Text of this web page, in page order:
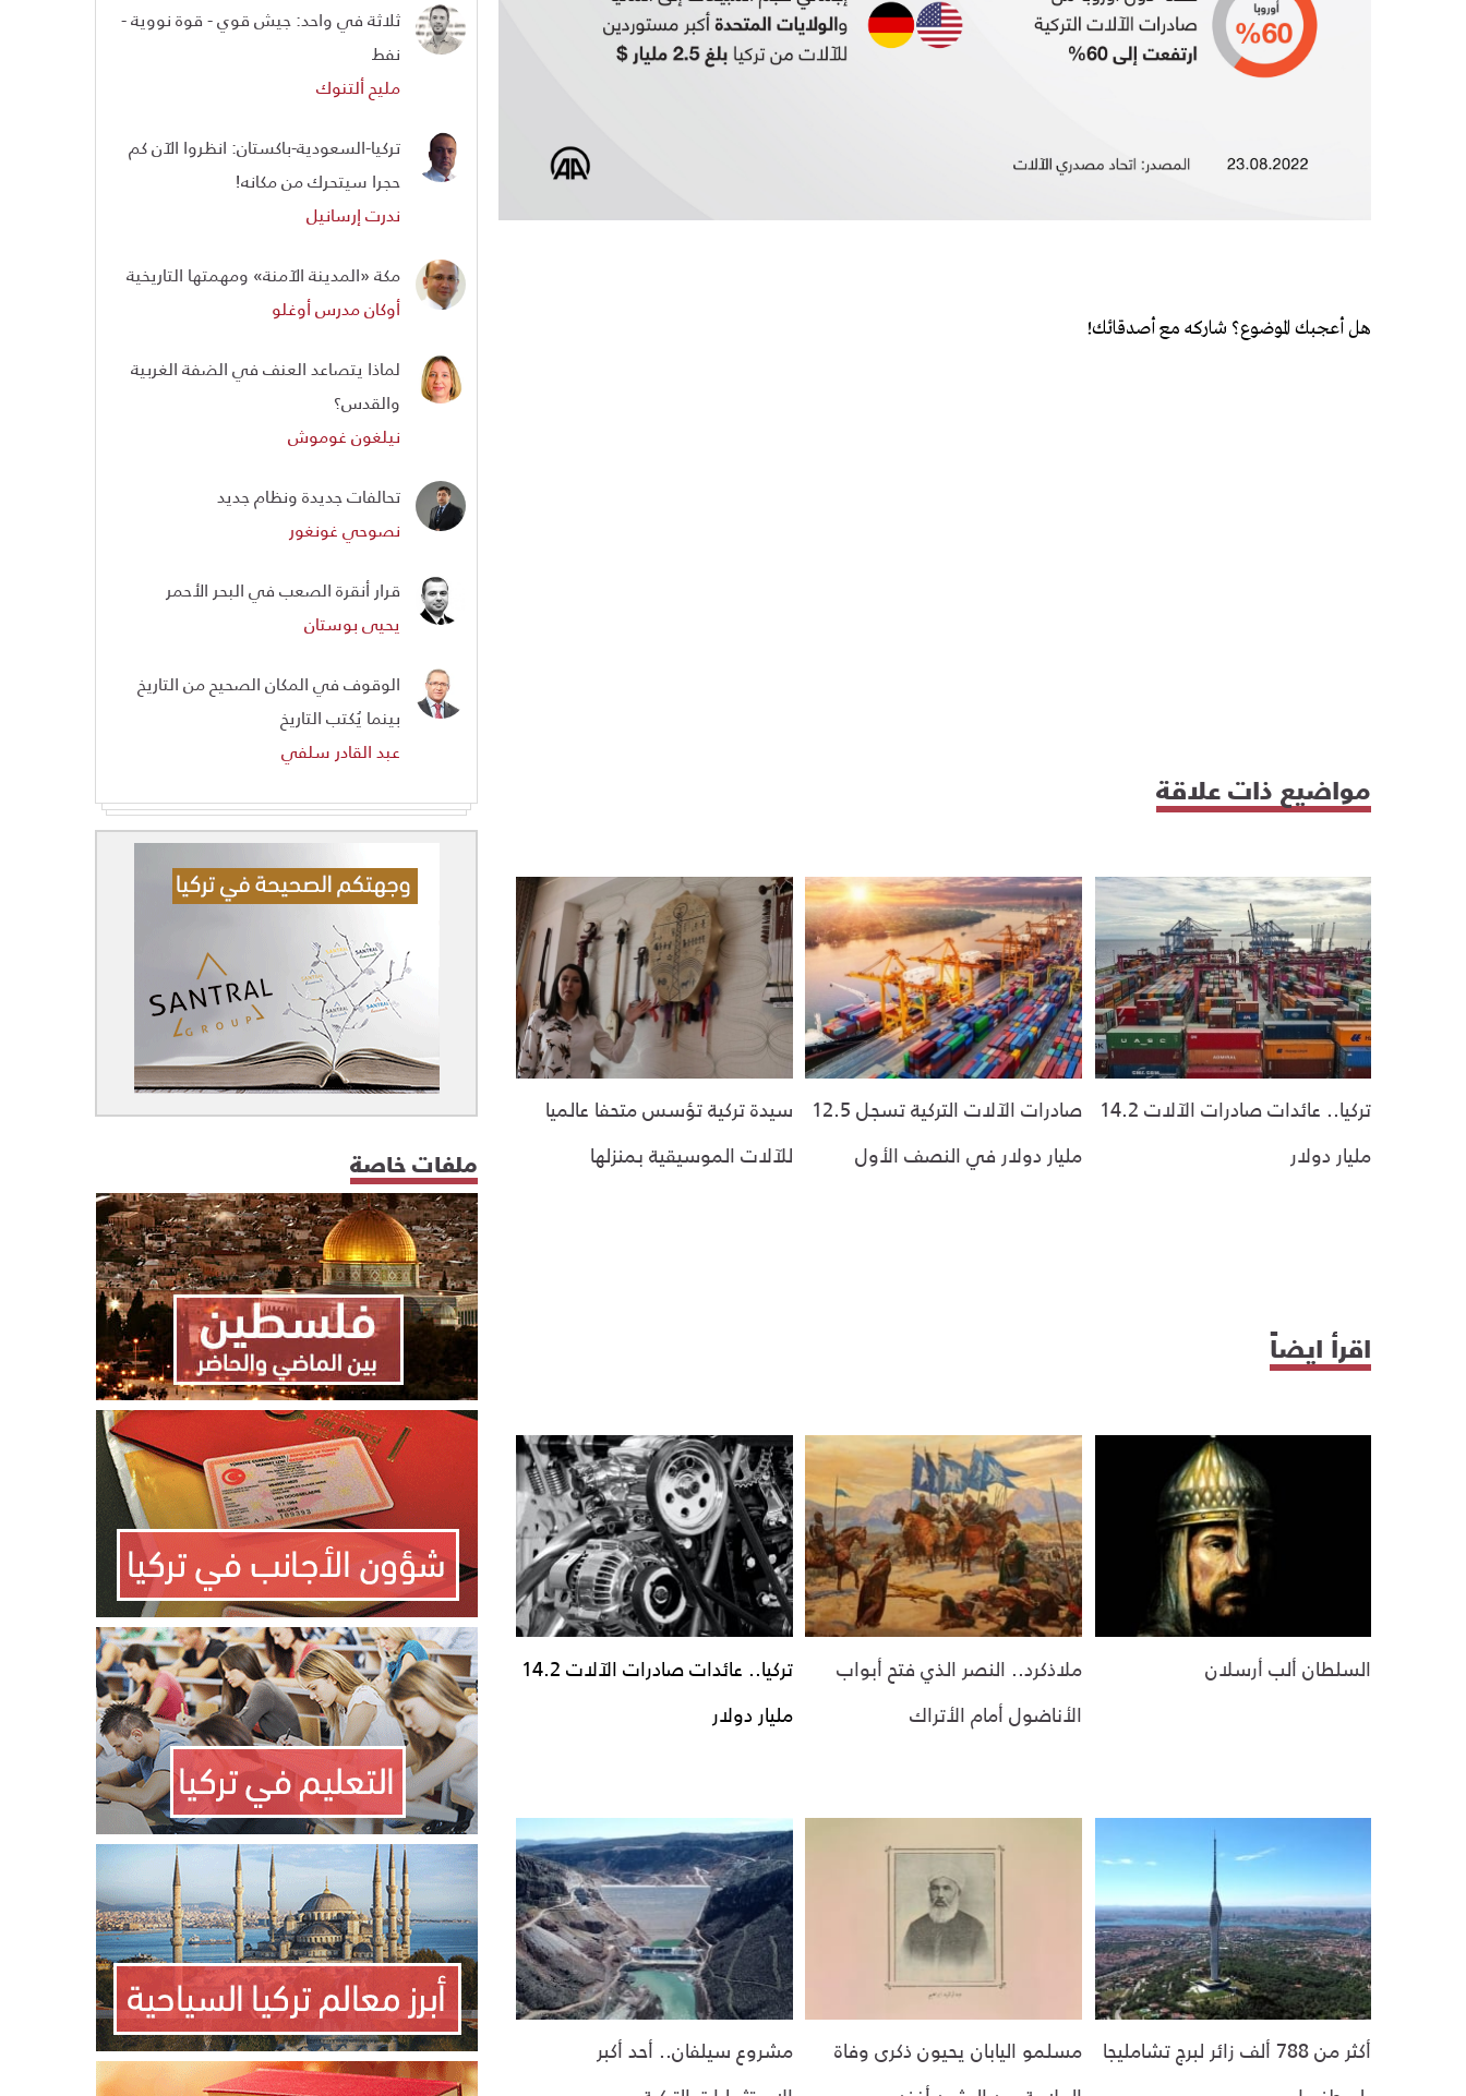
هل أعجبك الموضوع؟ شاركه مع أصدقائك!
مواضيع ذات علاقة
تركيا.. عائدات صادرات الآلات 14.2
مليار دولار
صادرات الآلات التركية تسجل 12.5
مليار دولار في النصف الأول
سيدة تركية تؤسس متحفا عالميا
للآلات الموسيقية بمنزلها
اقرأ ايضاً
السلطان ألب أرسلان
ملاذكرد.. النصر الذي فتح أبواب
الأناضول أمام الأتراك
تركيا.. عائدات صادرات الآلات 14.2
مليار دولار
أكثر من 788 ألف زائر لبرج تشامليجا مسلمو اليابان يحيون ذكرى وفاة
مشروع سيلفان.. أحد أكبر
ثلاثة في واحد: جيش قوي - قوة نووية -
نفط
مليح ألتنوك
تركيا-السعودية-باكستان: انظروا الآن كم
حجرا سيتحرك من مكانه!
ندرت إرسانيل
مكة «المدينة الآمنة» ومهمتها التاريخية
أوكان مدرس أوغلو
لماذا يتصاعد العنف في الضفة الغربية
والقدس؟
نيلغون غوموش
تحالفات جديدة ونظام جديد
نصوحي غونغور
قرار أنقرة الصعب في البحر الأحمر
يحيى بوستان
الوقوف في المكان الصحيح من التاريخ
بينما يُكتب التاريخ
عبد القادر سلفي
ملفات خاصة